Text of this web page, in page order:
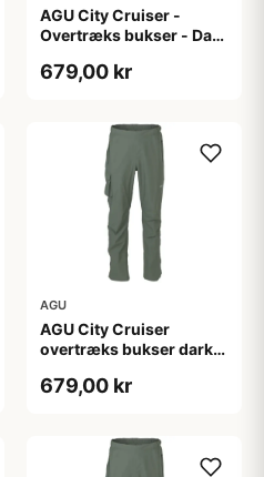
AGU City Cruiser -
Overtræks bukser - Dark
679,00 kr
AGU
AGU City Cruiser
overtræks bukser dark
679,00 kr